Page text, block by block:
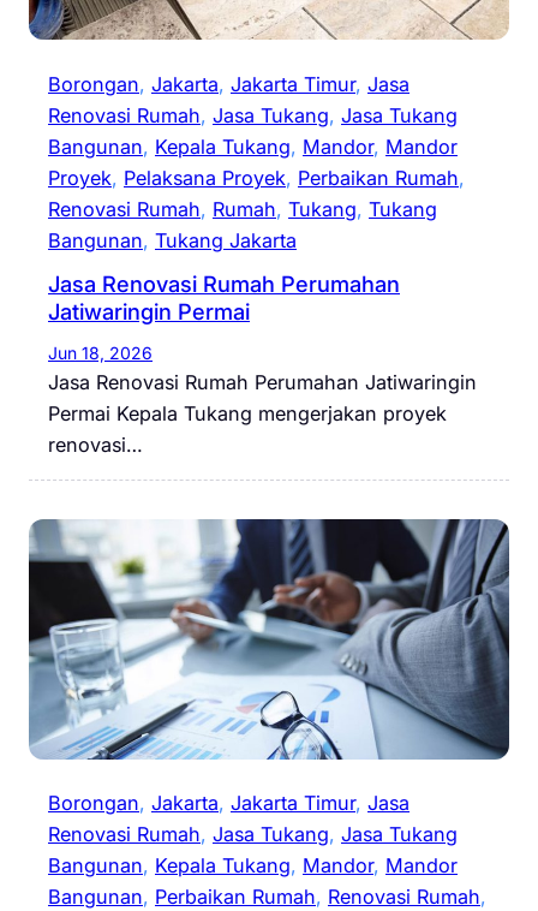
Borongan, Jakarta, Jakarta Timur, Jasa
Renovasi Rumah, Jasa Tukang, Jasa Tukang
Bangunan, Kepala Tukang, Mandor, Mandor
Proyek, Pelaksana Proyek, Perbaikan Rumah
Renovasi Rumah, Rumah, Tukang, Tukang
Bangunan, Tukang Jakarta
Jasa Renovasi Rumah Perumahan
Jatiwaringin Permai
Jun 18, 2026
Jasa Renovasi Rumah Perumahan Jatiwaringin
Permai Kepala Tukang mengerjakan proyek
renovasi…
Borongan, Jakarta, Jakarta Timur, Jasa
Renovasi Rumah, Jasa Tukang, Jasa Tukang
Bangunan, Kepala Tukang, Mandor, Mandor
Bangunan, Perbaikan Rumah, Renovasi Rumah